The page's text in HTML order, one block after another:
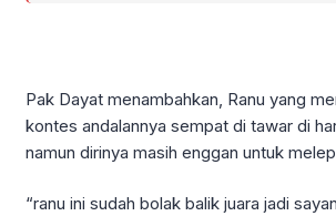
Pak Dayat menambahkan, Ranu yang
kontes andalannya sempat di tawar di
namun dirinya masih enggan untuk
“ranu ini sudah bolak balik juara jadi